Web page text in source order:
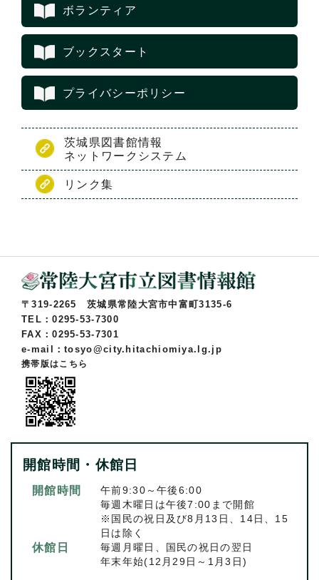
ボランティア
ブックスタート
プライバシーポリシー
茨城県図書館情報
ネットワークシステム
リンク集
〒319-2265 茨城県常陸大宮市中富町3135-6
TEL：0295-53-7300
FAX：0295-53-7301
e-mail：tosyo@city.hitachiomiya.lg.jp
携帯版はこちら
開館時間・休館日
開館時間
午前9:30～午後6:00
毎週木曜日は午後7:00まで開館
※国民の祝日及び8月13日、14日、15
日は除く
休館日
毎週月曜日、国民の祝日の翌日
年末年始(12月29日～1月3日)